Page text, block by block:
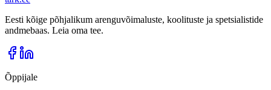
Eesti kõige põhjalikum arenguvõimaluste, koolituste ja spetsialistide
andmebaas. Leia oma tee.
Õppijale